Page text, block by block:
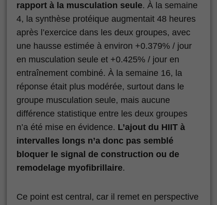
rapport à la musculation seule. À la semaine
4, la synthèse protéique augmentait 48 heures
après l’exercice dans les deux groupes, avec
une hausse estimée à environ +0.379% / jour
en musculation seule et +0.425% / jour en
entraînement combiné. À la semaine 16, la
réponse était plus modérée, surtout dans le
groupe musculation seule, mais aucune
différence statistique entre les deux groupes
n’a été mise en évidence. L’ajout du HIIT à
intervalles longs n’a donc pas semblé
bloquer le signal de construction ou de
remodelage myofibrillaire.
Ce point est central, car il remet en perspective